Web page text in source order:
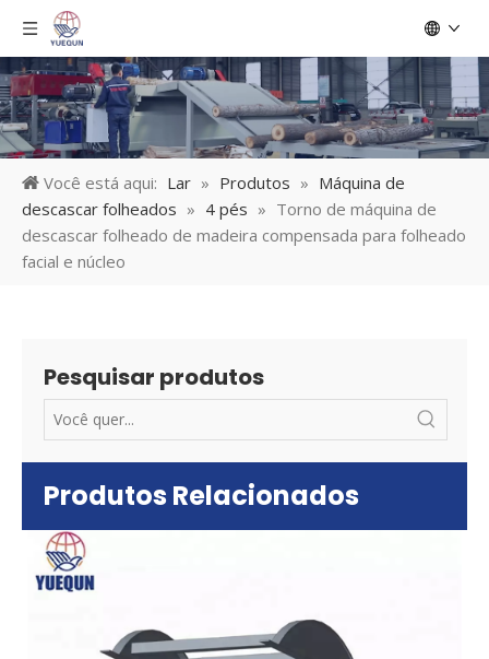
Você está aqui: Lar » Produtos » Máquina de
descascar folheados » 4 pés » Torno de máquina de
descascar folheado de madeira compensada para folheado
facial e núcleo
Pesquisar produtos
Produtos Relacionados